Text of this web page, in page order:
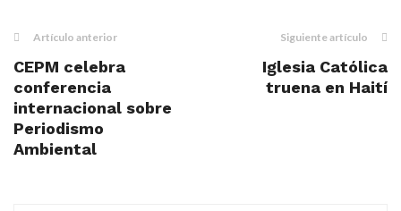
Artículo anterior
CEPM celebra
conferencia
internacional sobre
Periodismo
Ambiental
Siguiente artículo
Iglesia Católica
truena en Haití